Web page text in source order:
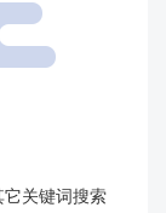
关键词搜索